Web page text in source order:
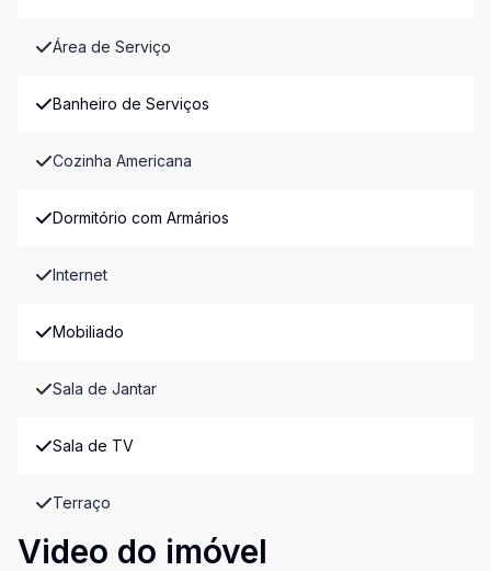
Área de Serviço
Banheiro de Serviços
Cozinha Americana
Dormitório com Armários
Internet
Mobiliado
Sala de Jantar
Sala de TV
Terraço
Video do imóvel